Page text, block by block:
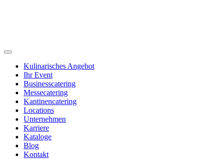
Kulinarisches Angebot
Ihr Event
Businesscatering
Messecatering
Kantinencatering
Locations
Unternehmen
Karriere
Kataloge
Blog
Kontakt